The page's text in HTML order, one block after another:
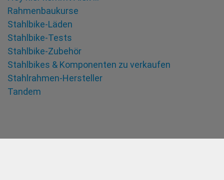
Rahmenbaukurse
Stahlbike-Läden
Stahlbike-Tests
Stahlbike-Zubehör
Stahlbikes & Komponenten zu verkaufen
Stahlrahmen-Hersteller
Tandem